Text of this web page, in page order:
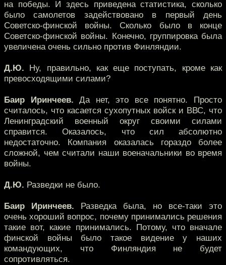
на победы. И здесь приведена статистика, сколько
было самолетов задействовано в первый день
Советско-финской войны. Сколько было в конце
Советско-финской войны. Конечно, группировка была
увеличена очень сильно против Финляндии.
Д.Ю. Ну, правильно, как еще поступать, кроме как
превосходящими силами?
Баир Иринчеев. Да нет, это все понятно. Просто
считалось, что касается сухопутных войск и ВВС, что
Ленинградский военный округ своими силами
справится. Оказалось, что сил абсолютно
недостаточно. Компания оказалась гораздо более
сложной, чем считали наши военачальники во время
войны.
Д.Ю. Разведки не было.
Баир Иринчеев. Разведка была, но все-таки это
очень хороший вопрос, почему принимались решения
такие вот, какие принимались. Потому, что вначале
финской войны было такое видение у наших
командующих, что Финляндия не будет
сопротивляться.